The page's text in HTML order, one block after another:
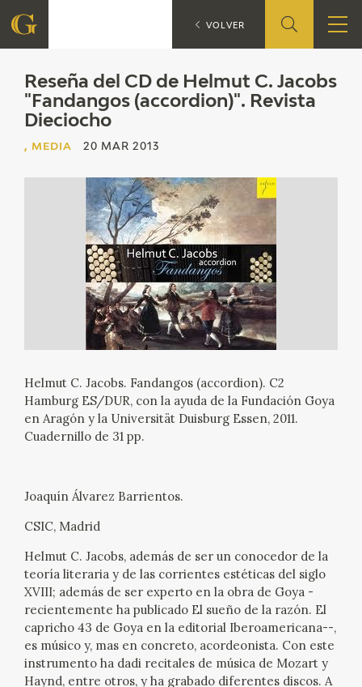
FOUNDATION
QUIENES SOMOS
CORPORATE ACTION
ACTIVIDADES
FRANCISCO DE GOYA
Reseña del CD de Helmut C. Jacobs
"Fandangos (accordion)". Revista
Dieciocho
, MEDIA 20 MAR 2013
Helmut C. Jacobs. Fandangos (accordion). C2
Hamburg ES/DUR, con la ayuda de la Fundación Goya
en Aragón y la Universität Duisburg Essen, 2011.
Cuadernillo de 31 pp.
Joaquín Álvarez Barrientos.
CSIC, Madrid
Helmut C. Jacobs, además de ser un conocedor de la
teoría literaria y de las corrientes estéticas del siglo
XVIII; además de ser experto en la obra de Goya -
recientemente ha publicado El sueño de la razón. El
capricho 43 de Goya en la editorial Iberoamericana--,
es músico y, mas en concreto, acordeonista. Con este
instrumento ha dadi recitales de música de Mozart y
Haynd, entre otros, y ha grabado diferentes discos. A
Reseña del CD de Helmut
VOLVER